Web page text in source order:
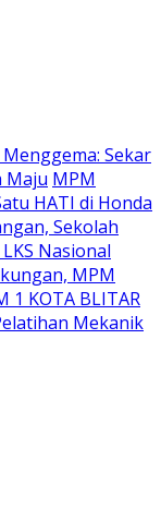
Sekar
Maju MPM
HATI di Honda
Sekolah
Nasional
MPM
1 KOTA BLITAR
Mekanik